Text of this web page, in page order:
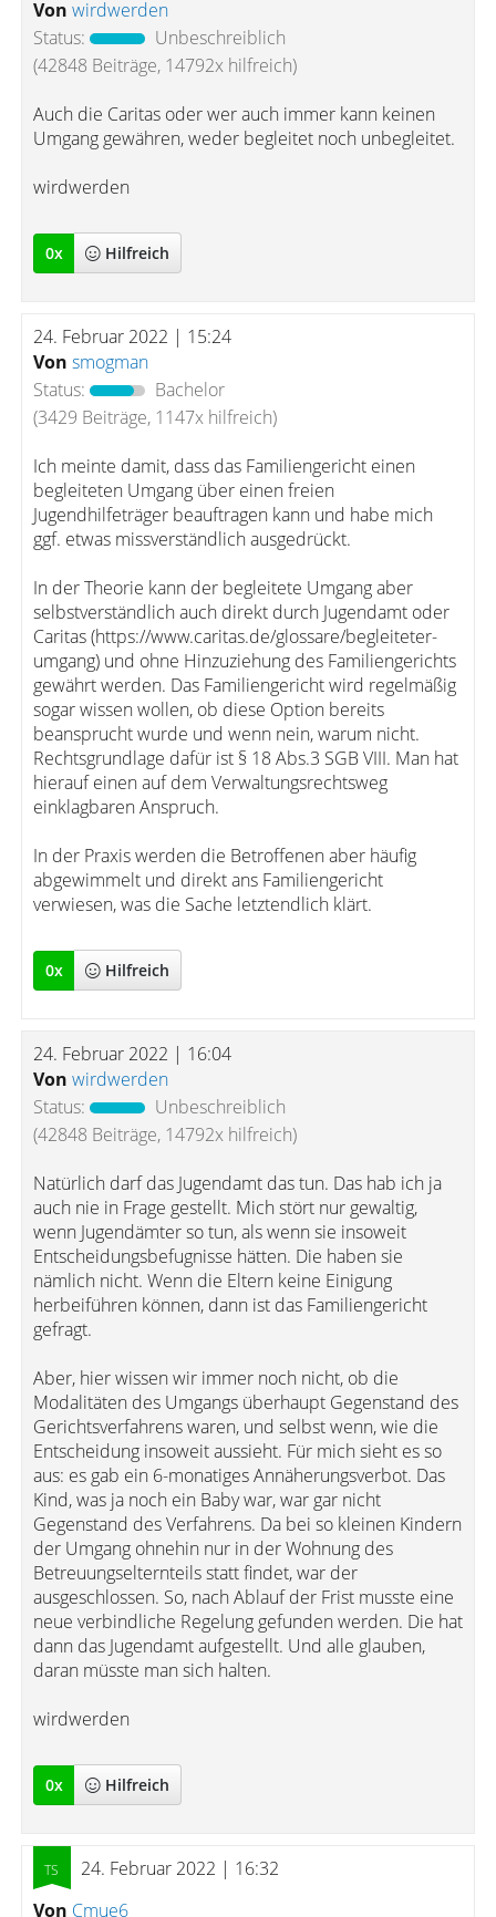
Von wirdwerden
Status:
Unbeschreiblich
(42848 Beiträge, 14792x hilfreich)
Auch die Caritas oder wer auch immer kann keinen
Umgang gewähren, weder begleitet noch unbegleitet.
wirdwerden
0x Hilfreich
24. Februar 2022 | 15:24
Von smogman
Status:
Bachelor
(3429 Beiträge, 1147x hilfreich)
Ich meinte damit, dass das Familiengericht einen
begleiteten Umgang über einen freien
Jugendhilfeträger beauftragen kann und habe mich
ggf. etwas missverständlich ausgedrückt.
In der Theorie kann der begleitete Umgang aber
selbstverständlich auch direkt durch Jugendamt oder
Caritas (https://www.caritas.de/glossare/begleiteter-
umgang) und ohne Hinzuziehung des Familiengerichts
gewährt werden. Das Familiengericht wird regelmäßig
sogar wissen wollen, ob diese Option bereits
beansprucht wurde und wenn nein, warum nicht.
Rechtsgrundlage dafür ist § 18 Abs.3 SGB VIII. Man hat
hierauf einen auf dem Verwaltungsrechtsweg
einklagbaren Anspruch.
In der Praxis werden die Betroffenen aber häufig
abgewimmelt und direkt ans Familiengericht
verwiesen, was die Sache letztendlich klärt.
0x Hilfreich
24. Februar 2022 | 16:04
Von wirdwerden
Status:
Unbeschreiblich
(42848 Beiträge, 14792x hilfreich)
Natürlich darf das Jugendamt das tun. Das hab ich ja
auch nie in Frage gestellt. Mich stört nur gewaltig,
wenn Jugendämter so tun, als wenn sie insoweit
Entscheidungsbefugnisse hätten. Die haben sie
nämlich nicht. Wenn die Eltern keine Einigung
herbeiführen können, dann ist das Familiengericht
gefragt.
Aber, hier wissen wir immer noch nicht, ob die
Modalitäten des Umgangs überhaupt Gegenstand des
Gerichtsverfahrens waren, und selbst wenn, wie die
Entscheidung insoweit aussieht. Für mich sieht es so
aus: es gab ein 6-monatiges Annäherungsverbot. Das
Kind, was ja noch ein Baby war, war gar nicht
Gegenstand des Verfahrens. Da bei so kleinen Kindern
der Umgang ohnehin nur in der Wohnung des
Betreuungselternteils statt findet, war der
ausgeschlossen. So, nach Ablauf der Frist musste eine
neue verbindliche Regelung gefunden werden. Die hat
dann das Jugendamt aufgestellt. Und alle glauben,
daran müsste man sich halten.
wirdwerden
0x Hilfreich
24. Februar 2022 | 16:32
Von Cmue6